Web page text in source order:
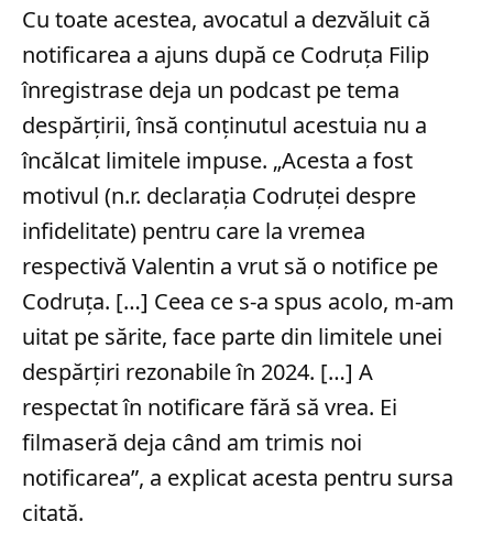
Cu toate acestea, avocatul a dezvăluit că
notificarea a ajuns după ce Codruța Filip
înregistrase deja un podcast pe tema
despărțirii, însă conținutul acestuia nu a
încălcat limitele impuse. „Acesta a fost
motivul (n.r. declarația Codruței despre
infidelitate) pentru care la vremea
respectivă Valentin a vrut să o notifice pe
Codruța. […] Ceea ce s-a spus acolo, m-am
uitat pe sărite, face parte din limitele unei
despărțiri rezonabile în 2024. […] A
respectat în notificare fără să vrea. Ei
filmaseră deja când am trimis noi
notificarea”, a explicat acesta pentru sursa
citată.